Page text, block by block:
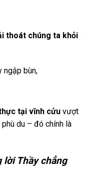
thoát chúng ta khỏi
ngập bùn,
tại vĩnh cửu vượt
du – đó chính là
lời Thầy chẳng